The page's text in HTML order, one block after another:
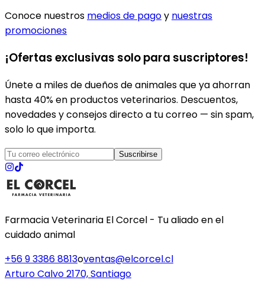
Conoce nuestros medios de pagoy nuestras
promociones
¡Ofertas exclusivas solo para suscriptores!
Únete a miles de dueños de animales que ya ahorran
hasta 40% en productos veterinarios. Descuentos,
novedades y consejos directo a tu correo — sin spam,
solo lo que importa.
Suscribirse
Farmacia Veterinaria El Corcel - Tu aliado en el
cuidado animal
+56 9 3386 8813oventas@elcorcel.cl
Arturo Calvo 2170, Santiago